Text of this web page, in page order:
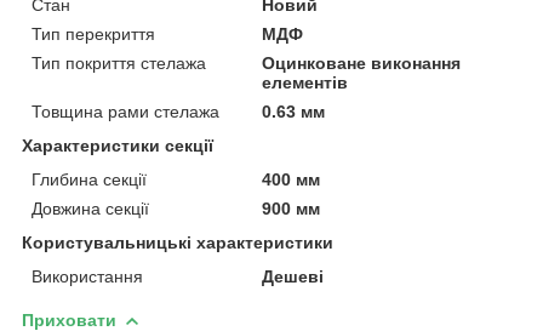
Стан
Новий
Тип перекриття
МДФ
Тип покриття стелажа
Оцинковане виконання
елементів
Товщина рами стелажа
0.63 мм
Характеристики секції
Глибина секції
400 мм
Довжина секції
900 мм
Користувальницькі характеристики
Використання
Дешеві
Приховати